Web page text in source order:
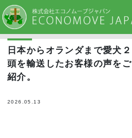
日本からオランダまで愛犬２
頭を輸送したお客様の声をご
紹介。
2026.05.13